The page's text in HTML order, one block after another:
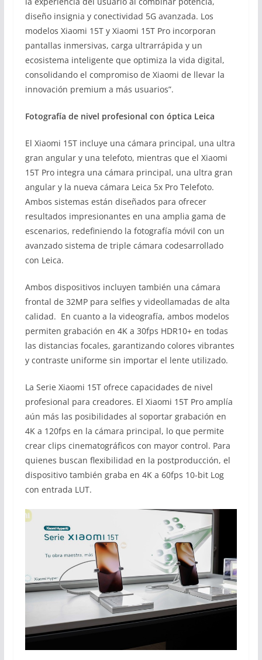
diseño insignia y conectividad 5G avanzada. Los
modelos Xiaomi 15T y Xiaomi 15T Pro incorporan
pantallas inmersivas, carga ultrarrápida y un
ecosistema inteligente que optimiza la vida digital,
consolidando el compromiso de Xiaomi de llevar la
innovación premium a más usuarios”.
Fotografía de nivel profesional con óptica Leica
El Xiaomi 15T incluye una cámara principal, una ultra
gran angular y una telefoto, mientras que el Xiaomi
15T Pro integra una cámara principal, una ultra gran
angular y la nueva cámara Leica 5x Pro Telefoto.
Ambos sistemas están diseñados para ofrecer
resultados impresionantes en una amplia gama de
escenarios, redefiniendo la fotografía móvil con un
avanzado sistema de triple cámara codesarrollado
con Leica.
Ambos dispositivos incluyen también una cámara
frontal de 32MP para selfies y videollamadas de alta
calidad. En cuanto a la videografía, ambos modelos
permiten grabación en 4K a 30fps HDR10+ en todas
las distancias focales, garantizando colores vibrantes
y contraste uniforme sin importar el lente utilizado.
La Serie Xiaomi 15T ofrece capacidades de nivel
profesional para creadores. El Xiaomi 15T Pro amplía
aún más las posibilidades al soportar grabación en
4K a 120fps en la cámara principal, lo que permite
crear clips cinematográficos con mayor control. Para
quienes buscan flexibilidad en la postproducción, el
dispositivo también graba en 4K a 60fps 10-bit Log
con entrada LUT.